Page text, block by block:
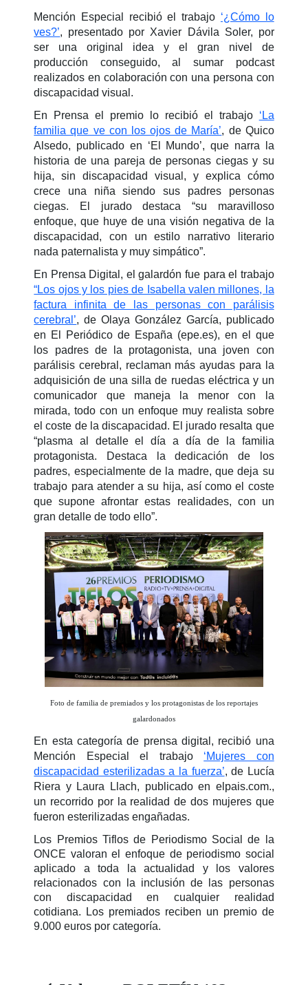
Mención Especial recibió el trabajo ‘¿Cómo lo
ves?’, presentado por Xavier Dávila Soler, por
ser una original idea y el gran nivel de
producción conseguido, al sumar podcast
realizados en colaboración con una persona con
discapacidad visual.
En Prensa el premio lo recibió el trabajo ‘La
familia que ve con los ojos de María’, de Quico
Alsedo, publicado en ‘El Mundo’, que narra la
historia de una pareja de personas ciegas y su
hija, sin discapacidad visual, y explica cómo
crece una niña siendo sus padres personas
ciegas. El jurado destaca “su maravilloso
enfoque, que huye de una visión negativa de la
discapacidad, con un estilo narrativo literario
nada paternalista y muy simpático”.
En Prensa Digital, el galardón fue para el trabajo
“Los ojos y los pies de Isabella valen millones, la
factura infinita de las personas con parálisis
cerebral’, de Olaya González García, publicado
en El Periódico de España (epe.es), en el que
los padres de la protagonista, una joven con
parálisis cerebral, reclaman más ayudas para la
adquisición de una silla de ruedas eléctrica y un
comunicador que maneja la menor con la
mirada, todo con un enfoque muy realista sobre
el coste de la discapacidad. El jurado resalta que
“plasma al detalle el día a día de la familia
protagonista. Destaca la dedicación de los
padres, especialmente de la madre, que deja su
trabajo para atender a su hija, así como el coste
que supone afrontar estas realidades, con un
gran detalle de todo ello”.
Foto de familia de premiados y los protagonistas de los reportajes
galardonados
En esta categoría de prensa digital, recibió una
Mención Especial el trabajo ‘Mujeres con
discapacidad esterilizadas a la fuerza’, de Lucía
Riera y Laura Llach, publicado en elpais.com.,
un recorrido por la realidad de dos mujeres que
fueron esterilizadas engañadas.
Los Premios Tiflos de Periodismo Social de la
ONCE valoran el enfoque de periodismo social
aplicado a toda la actualidad y los valores
relacionados con la inclusión de las personas
con discapacidad en cualquier realidad
cotidiana. Los premiados reciben un premio de
9.000 euros por categoría.